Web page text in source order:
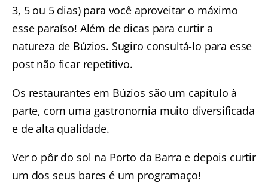
3, 5 ou 5 dias) para você aproveitar o máximo
esse paraíso! Além de dicas para curtir a
natureza de Búzios. Sugiro consultá-lo para esse
post não ficar repetitivo.
Os restaurantes em Búzios são um capítulo à
parte, com uma gastronomia muito diversificada
e de alta qualidade.
Ver o pôr do sol na Porto da Barra e depois curtir
um dos seus bares é um programaço!